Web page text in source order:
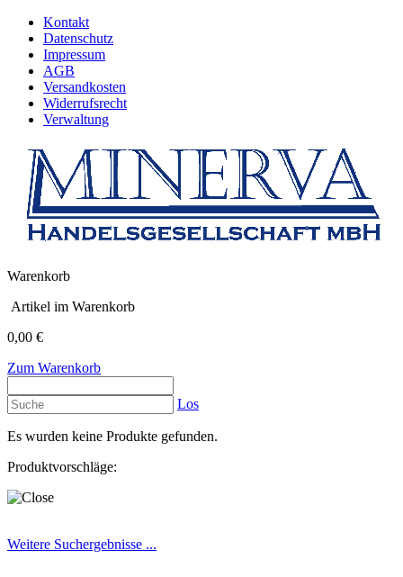
Kontakt
Datenschutz
Impressum
AGB
Versandkosten
Widerrufsrecht
Verwaltung
Warenkorb
Artikel im Warenkorb
0,00 €
Zum Warenkorb
Los
Es wurden keine Produkte gefunden.
Produktvorschläge:
Weitere Suchergebnisse ...